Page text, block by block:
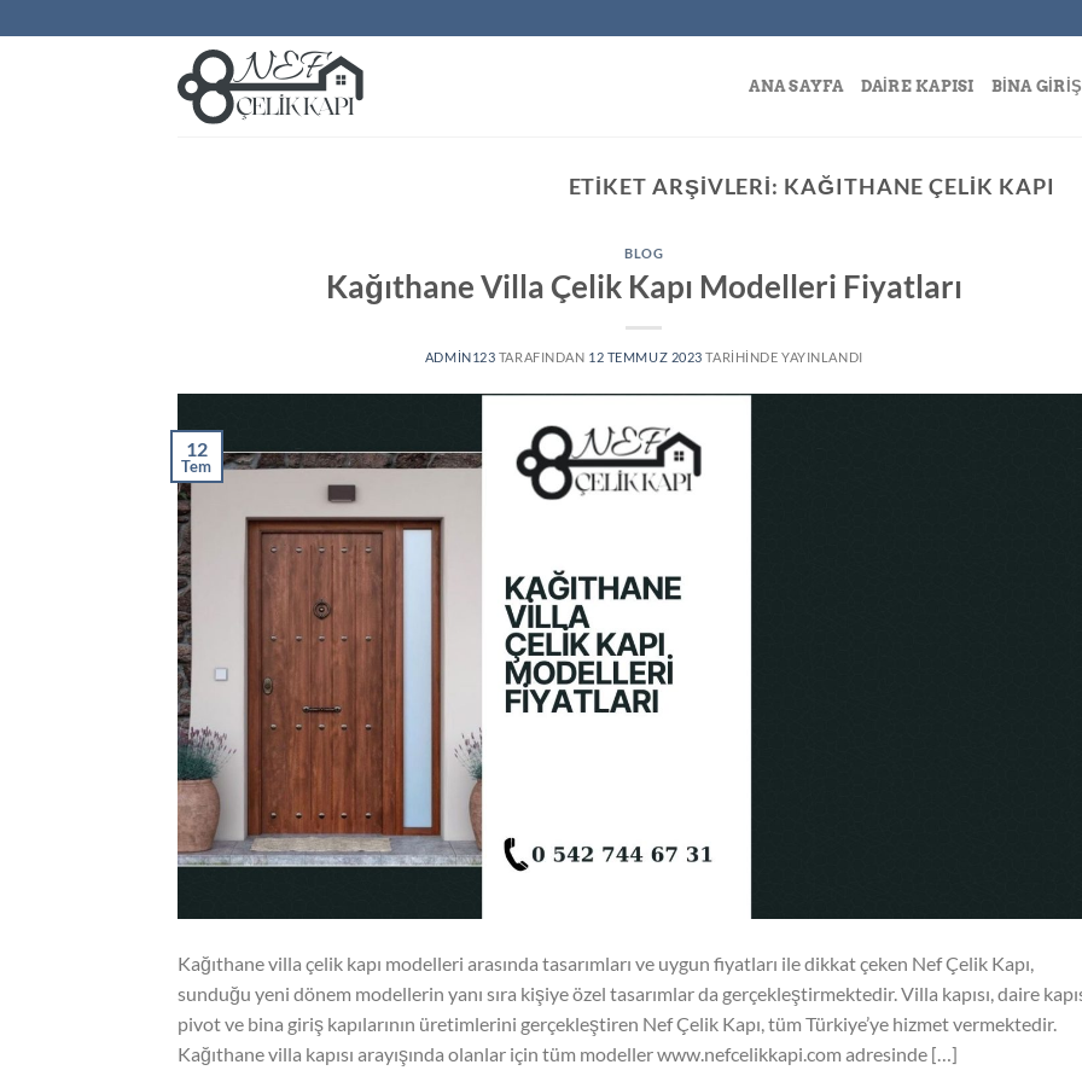
atla
ANA SAYFA DAIRE KAPISI BINA
ETIKET ARŞIVLERI: KAĞITHANE ÇELIK KAPI
BLOG
Kağıthane Villa Çelik Kapı Modelleri Fiyatları
ADMIN123 TARAFINDAN 12 TEMMUZ 2023 TARIHINDE YAYINLANDI
12
Tem
Kağıthane villa çelik kapı modelleri arasında tasarımları ve uygun fiyatları ile dikkat çeken Nef Çelik Kapı,
sunduğu yeni dönem modellerin yanı sıra kişiye özel tasarımlar da gerçekleştirmektedir. Villa kapısı, daire
pivot ve bina giriş kapılarının üretimlerini gerçekleştiren Nef Çelik Kapı, tüm Türkiye’ye hizmet vermektedir.
Kağıthane villa kapısı arayışında olanlar için tüm modeller www.nefcelikkapi.com adresinde […]